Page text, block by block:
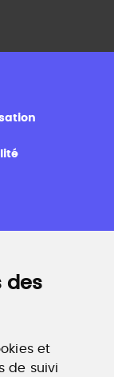
des
et
de suivi
visites et